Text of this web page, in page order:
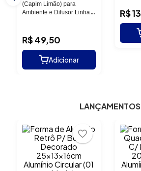
(Capim Limão) para
Ambiente e Difusor Linha
R$49,50
R$13
LANÇAMENTOS